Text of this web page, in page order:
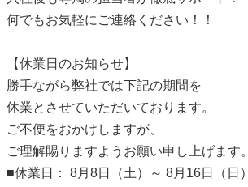
何でもお気軽にご連絡ください！！
【休業日のお知らせ】
勝手ながら弊社では下記の期間を
休業とさせていただいております。
ご不便をおかけしますが、
ご理解賜りますようお願い申し上げます。
■休業日： 8月8日（土）～ 8月16日（日）